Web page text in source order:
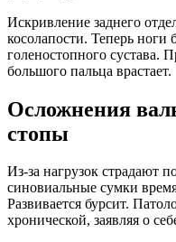
Искривление заднего
косолапости. Теперь ноги
голеностопного сустава.
большого пальца врастает.
Осложнения
стопы
Из-за нагрузок страдают
синовиальные сумки
Развивается бурсит.
хронической, заявляя о